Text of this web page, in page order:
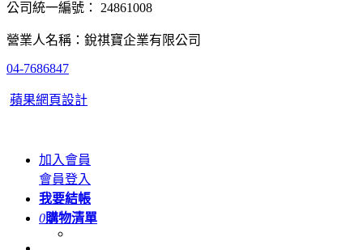
公司統一編號： 24861008
營業人名稱：銳祺寶企業有限公司
04-7686847
蘋果網頁設計
加入會員
會員登入
我要結帳
0購物清單